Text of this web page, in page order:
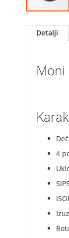
to
images
Detalji
Moni
4